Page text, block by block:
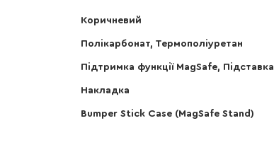
Коричневий
Полікарбонат, Термополіуретан
Підтримка функції MagSafe, Підставка
Накладка
Bumper Stick Case (MagSafe Stand)